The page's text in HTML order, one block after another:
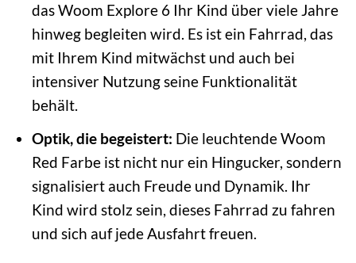
das Woom Explore 6 Ihr Kind über viele Jahre
hinweg begleiten wird. Es ist ein Fahrrad, das
mit Ihrem Kind mitwächst und auch bei
intensiver Nutzung seine Funktionalität
behält.
Optik, die begeistert: Die leuchtende Woom
Red Farbe ist nicht nur ein Hingucker, sondern
signalisiert auch Freude und Dynamik. Ihr
Kind wird stolz sein, dieses Fahrrad zu fahren
und sich auf jede Ausfahrt freuen.